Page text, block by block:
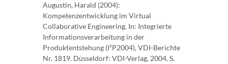
Augustin, Harald (2004):
Kompetenzentwicklung im Virtual
Collaborative Engineering. In: Integrierte
Informationsverarbeitung in der
Produktentstehung (I²P2004), VDI-Berichte
Nr. 1819. Düsseldorf: VDI-Verlag, 2004, S.